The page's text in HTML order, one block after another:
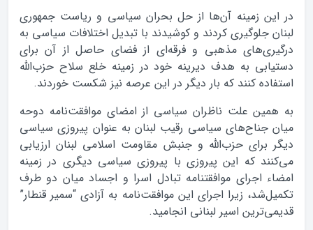
در این زمینه آن‌ها از حل بحران سیاسی و ریاست جمهوری
لبنان جلوگیری کردند و کوشیدند با تبدیل اختلافات سیاسی به
درگیری‌های مذهبی و فرقه‌ای از فضای حاصل از آن برای
دستیابی به هدف دیرینه خود در زمینه خلع سلاح حزب‌الله
استفاده کنند که بار دیگر در این عرصه نیز شکست خوردند.
به همین علت ناظران سیاسی از امضای موافقت‌نامه دوحه
میان جناح‌های سیاسی رقیب لبنان به عنوان پیروزی سیاسی
دیگر برای حزب‌الله و جنبش مقاومت اسلامی لبنان ارزیابی
می‌کنند که این پیروزی با پیروزی سیاسی دیگری در زمینه
امضاء اجرای موافقتنامه تبادل اسرا و اجساد میان دو طرف
تکمیل‌شد، زیرا اجرای این موافقت‌نامه به آزادی “سمیر قنطار”
قدیمی‌ترین اسیر لبنانی انجامید.